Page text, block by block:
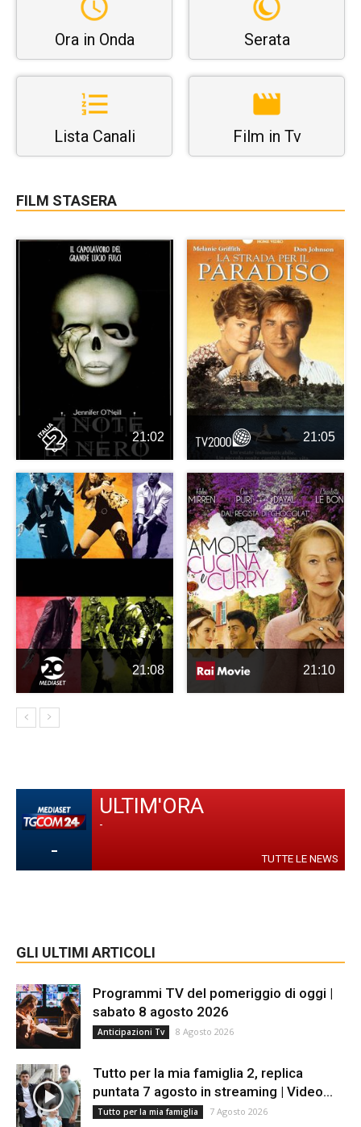
Ora in Onda Serata
Lista Canali Film in Tv
FILM STASERA
21:02 21:05
21:08 21:10
-
ULTIM'ORA
-
TUTTE LE NEWS
GLI ULTIMI ARTICOLI
Programmi TV del pomeriggio di oggi |
sabato 8 agosto 2026
Anticipazioni Tv 8 Agosto 2026
Tutto per la mia famiglia 2, replica
puntata 7 agosto in streaming | Video...
Tutto per la mia famiglia 7 Agosto 2026